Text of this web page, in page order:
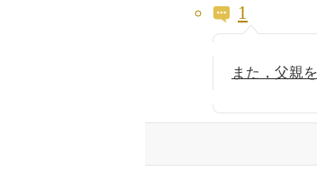
1
また，父親